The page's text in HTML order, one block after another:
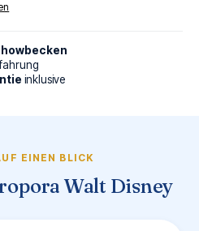
inklusive
EINEN BLICK
Walt Disney